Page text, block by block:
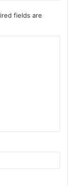
fields are